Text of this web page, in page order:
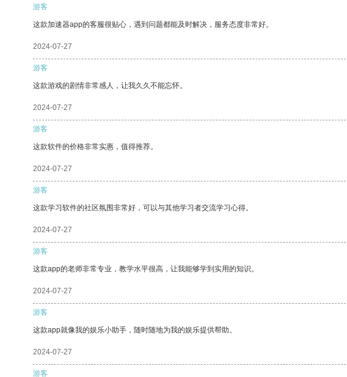
游客
这款加速器app的客服很贴心，遇到问题都能及时解决，服务态度非常好。
2024-07-27
游客
这款游戏的剧情非常感人，让我久久不能忘怀。
2024-07-27
游客
这款软件的价格非常实惠，值得推荐。
2024-07-27
游客
这款学习软件的社区氛围非常好，可以与其他学习者交流学习心得。
2024-07-27
游客
这款app的老师非常专业，教学水平很高，让我能够学到实用的知识。
2024-07-27
游客
这款app就像我的娱乐小助手，随时随地为我的娱乐提供帮助。
2024-07-27
游客